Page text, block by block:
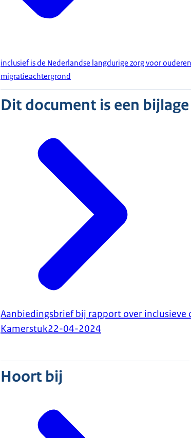
inclusief is de Nederlandse langdurige zorg voor
migratieachtergrond
Dit document is een
Aanbiedingsbrief bij rapport over inclusieve
Kamerstuk22-04-2024
Hoort bij